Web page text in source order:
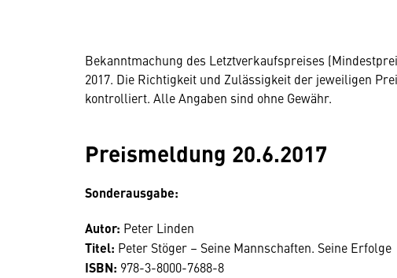
Bekanntmachung des Letztverkaufspreises
2017. Die Richtigkeit und Zulässigkeit der jeweiligen
kontrolliert. Alle Angaben sind ohne Gewähr.
Preismeldung 20.6.2017
Sonderausgabe:
Autor: Peter Linden
Titel: Peter Stöger – Seine Mannschaften. Seine Erfolge
ISBN: 978-3-8000-7688-8